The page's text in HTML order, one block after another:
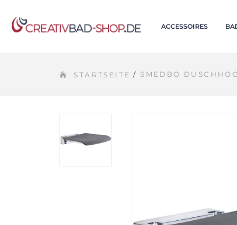
ACCESSOIRES
STARTSEITE / SMEDBO